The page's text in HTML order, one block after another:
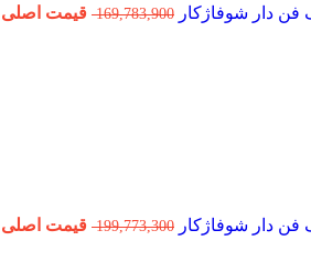
169,783,900 قیمت اصلی 169,783,900 تومان بود.
199,773,300 قیمت اصلی 199,773,300 تومان بود.